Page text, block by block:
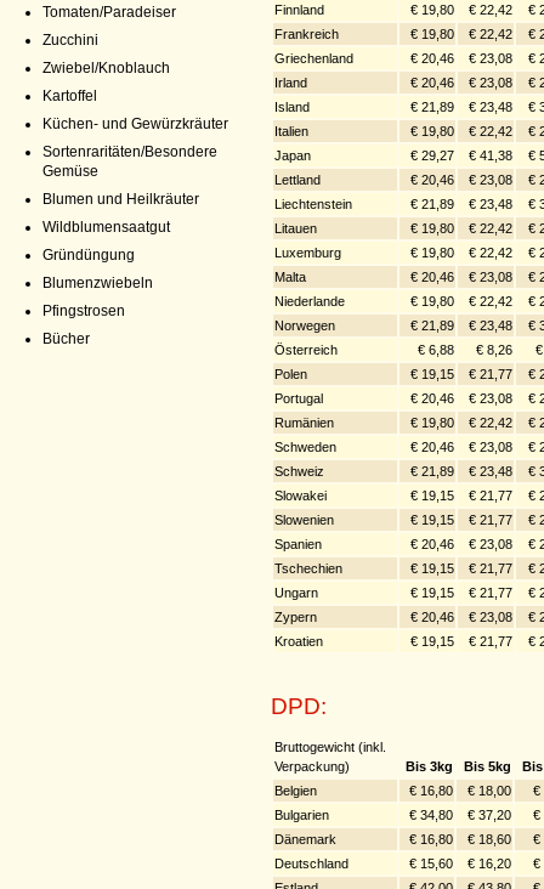
Tomaten/Paradeiser
Zucchini
Zwiebel/Knoblauch
Kartoffel
Küchen- und Gewürzkräuter
Sortenraritäten/Besondere
Gemüse
Blumen und Heilkräuter
Wildblumensaatgut
Gründüngung
Blumenzwiebeln
Pfingstrosen
Bücher
Finnland
€ 19,80 € 22,42
€
Frankreich
€ 19,80 € 22,42
€
Griechenland
€ 20,46 € 23,08
€
Irland
€ 20,46 € 23,08
€
Island
€ 21,89 € 23,48
€
Italien
€ 19,80 € 22,42
€
Japan
€ 29,27 € 41,38
€
Lettland
€ 20,46 € 23,08
€
Liechtenstein
€ 21,89 € 23,48
€
Litauen
€ 19,80 € 22,42
€
Luxemburg
€ 19,80 € 22,42
€
Malta
€ 20,46 € 23,08
€
Niederlande
€ 19,80 € 22,42
€
Norwegen
€ 21,89 € 23,48
€
Österreich
€ 6,88 € 8,26
Polen
€ 19,15 € 21,77
€
Portugal
€ 20,46 € 23,08
€
Rumänien
€ 19,80 € 22,42
€
Schweden
€ 20,46 € 23,08
€
Schweiz
€ 21,89 € 23,48
€
Slowakei
€ 19,15 € 21,77
€
Slowenien
€ 19,15 € 21,77
€
Spanien
€ 20,46 € 23,08
€
Tschechien
€ 19,15 € 21,77
€
Ungarn
€ 19,15 € 21,77
€
Zypern
€ 20,46 € 23,08
€
Kroatien
€ 19,15 € 21,77 €
DPD:
Bruttogewicht (inkl.
Verpackung)
Bis 3kg Bis 5kg
Belgien
€ 16,80 € 18,00
€
Bulgarien
€ 34,80 € 37,20
€
Dänemark
€ 16,80 € 18,60
€
Deutschland
€ 15,60 € 16,20
€